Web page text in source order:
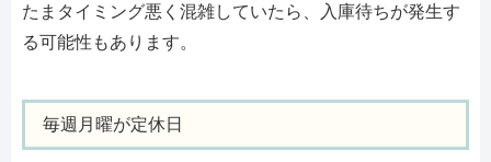
たまタイミング悪く混雑していたら、入庫待ちが発生す
る可能性もあります。
毎週月曜が定休日